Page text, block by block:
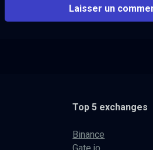
Top 5 exchanges
Binance
Gate.io